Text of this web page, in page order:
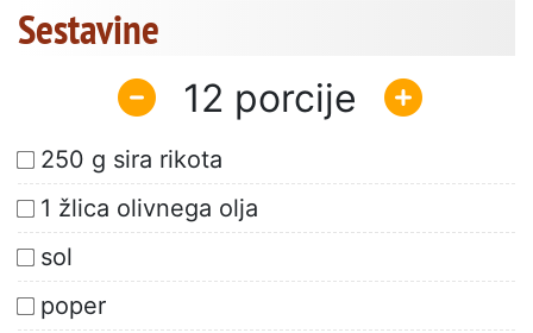
Sestavine
12
250 g sira rikota
1 žlica olivnega olja
sol
poper